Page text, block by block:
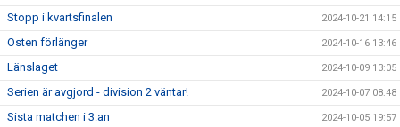
Stopp i kvartsfinalen 2024-10-21 14:15
Osten förlänger 2024-10-16 13:46
Länslaget 2024-10-09 13:05
Serien är avgjord - division 2 väntar! 2024-10-07 08:48
Sista matchen i 3:an 2024-10-05 19:57